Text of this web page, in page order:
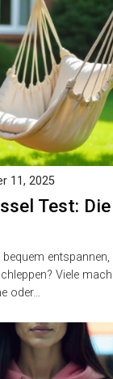
Test:
11, 2025
entspannen,
Viele
oder…